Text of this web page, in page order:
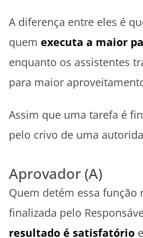
A diferença entre eles é
quem executa a maior
enquanto os assistentes
para maior
Assim que uma tarefa é
pelo crivo de uma
Aprovador (A)
Quem detém essa função
finalizada pelo
resultado é satisfatório